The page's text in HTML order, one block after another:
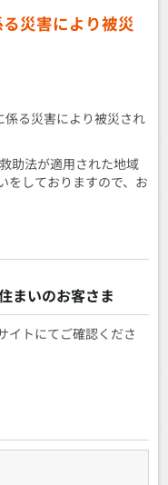
災害により被災
る災害により被災され
助法が適用された地域
をしておりますので、お
まいのお客さま
イトにてご確認くださ